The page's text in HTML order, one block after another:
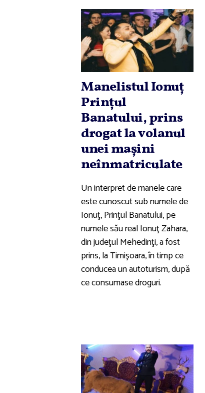
Manelistul Ionuţ
Prinţul
Banatului, prins
drogat la volanul
unei maşini
neînmatriculate
Un interpret de manele care
este cunoscut sub numele de
Ionuţ, Prinţul Banatului, pe
numele său real Ionuţ Zahara,
din judeţul Mehedinţi, a fost
prins, la Timişoara, în timp ce
conducea un autoturism, după
ce consumase droguri.